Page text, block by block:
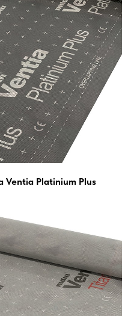
Ventia Platinium Plus